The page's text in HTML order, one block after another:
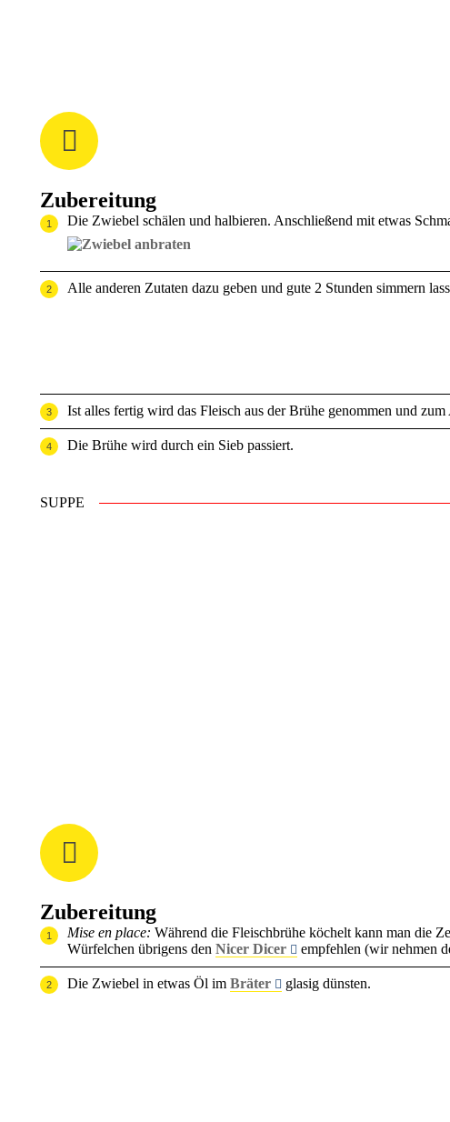
Zubereitung
Die Zwiebel schälen und halbieren. Anschließend mit etwas
Alle anderen Zutaten dazu geben und gute 2 Stunden simmern
Ist alles fertig wird das Fleisch aus der Brühe genommen und
Die Brühe wird durch ein Sieb passiert.
SUPPE
Zubereitung
Mise en place: Während die Fleischbrühe köchelt kann man die
Würfelchen übrigens den Nicer Dicer empfehlen (wir nehmen
Die Zwiebel in etwas Öl im Bräter glasig dünsten.